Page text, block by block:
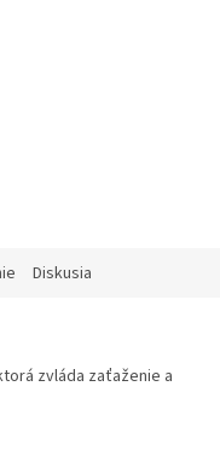
Diskusia
zvláda zaťaženie a